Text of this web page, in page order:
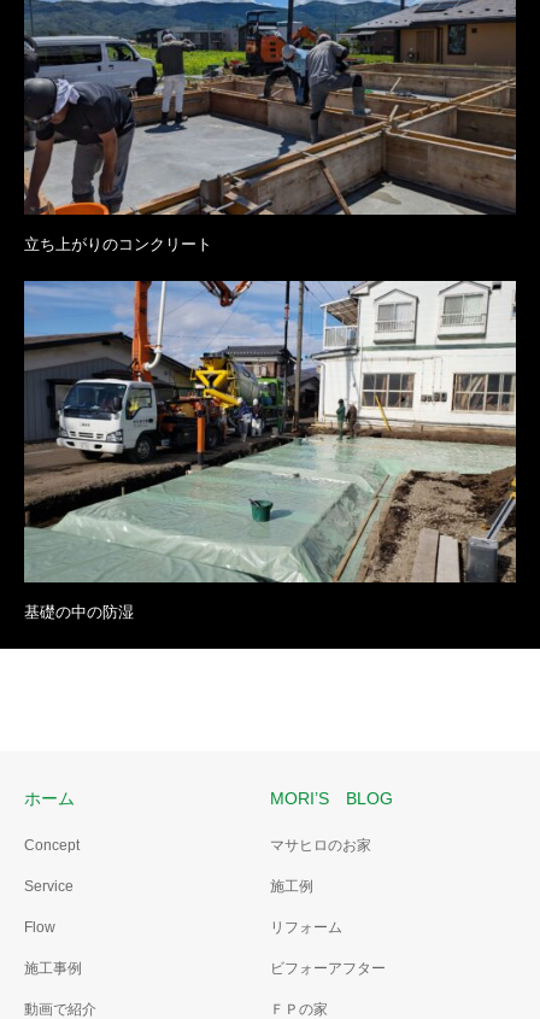
立ち上がりのコンクリート
基礎の中の防湿
ホーム
Concept
Service
Flow
施工事例
動画で紹介
MORI’S BLOG
マサヒロのお家
施工例
リフォーム
ビフォーアフター
ＦＰの家